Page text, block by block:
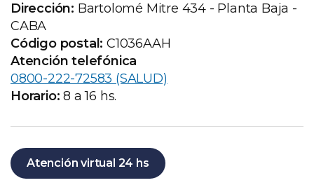
Dirección: Bartolomé Mitre 434 - Planta Baja -
CABA
Código postal: C1036AAH
Atención telefónica
0800-222-72583 (SALUD)
Horario: 8 a 16 hs.
Atención virtual 24 hs